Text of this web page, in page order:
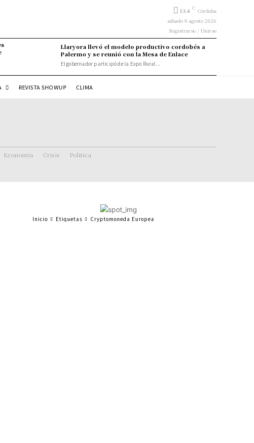
13.4 C Córdoba
sábado 8 agosto 2026
Registrarse / Unirse
Llaryora llevó el modelo productivo cordobés a
Palermo y se reunió con la Mesa de Enlace
El gobernador participó de la Expo Rural...
REVISTA SHOWUP CLIMA
Economía Crisis Politica
Inicio Etiquetas Cryptomoneda Europea